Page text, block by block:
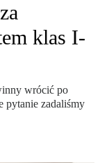
klas I-
wrócić po
pytanie zadaliśmy